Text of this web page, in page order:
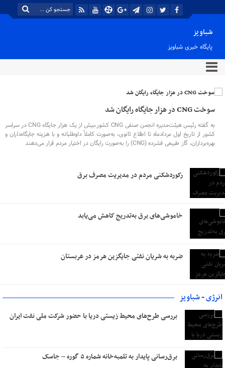
شباویز
پایگاه خبری شباویز
سوخت CNG در هزار جایگاه رایگان شد
به گفته رئیس هیئت‌مدیره انجمن صنفی CNG کشور،بیش از یک هزار جایگاه CNG در سراسر
کشور از تاریخ اول مردادماه تا اطلاع ثانوی، به‌صورت کاملاً داوطلبانه و با هزینه جایگاه‌داران و
بهره‌برداران، گاز طبیعی فشرده (CNG) را به‌صورت رایگان در اختیار مردم قرار می‌دهند
رکوردشکنی مردم در مدیریت مصرف برق
خاموشی‌های برق به‌تدریج کاهش می‌یابد
ضربه به شریان نفتی جایگزین هرمز در عربستان
انرژی - شباویز
بررسی طرح‌های محیط‌ زیستی دریا با حضور شرکت ملی نفت ایران
برق‌رسانی پایدار به تلمبه‌خانه شماره ۵ گوره – جاسک